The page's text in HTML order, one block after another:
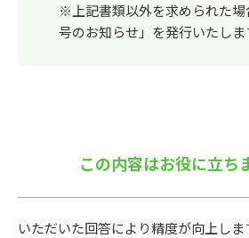
※上記書類以外を求められた
号のお知らせ」を発行いたしま
この内容はお役に立ち
いただいた回答により精度が向上しま